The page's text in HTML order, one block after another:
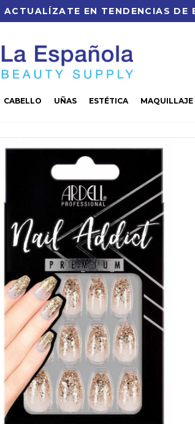
ACTUALÍZATE EN TENDENCIAS DE
CABELLO UÑAS ESTÉTICA MAQUILLAJE